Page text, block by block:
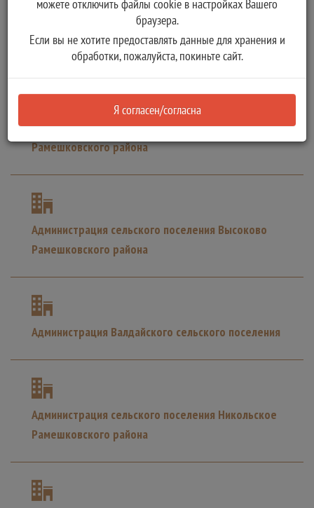
Комитет по управлению имуществом Оленинского
муниципального округа
Администрация сельского поселения Кушалино
Рамешковского района
Администрация сельского поселения Высоково
Рамешковского района
Администрация Валдайского сельского поселения
Администрация сельского поселения Никольское
Рамешковского района
можете отключить файлы cookie в настройках Вашего
браузера.
Если вы не хотите предоставлять данные для хранения и
обработки, пожалуйста, покиньте сайт.
Я согласен/согласна